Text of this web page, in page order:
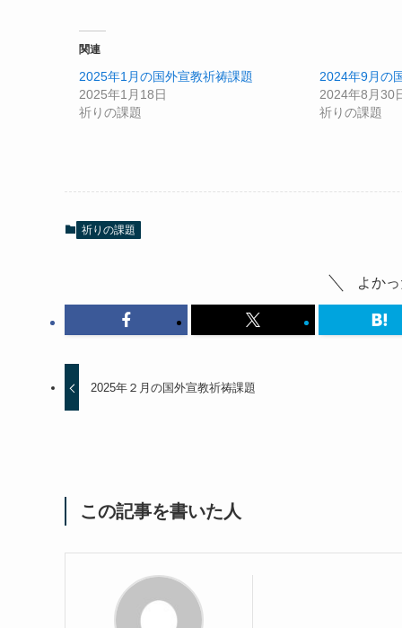
関連
2025年1月の国外宣教祈祷課題
2025年1月18日
祈りの課題
2024年9月の
2024年8月30
祈りの課題
祈りの課題
よか
2025年２月の国外宣教祈祷課題
この記事を書いた人